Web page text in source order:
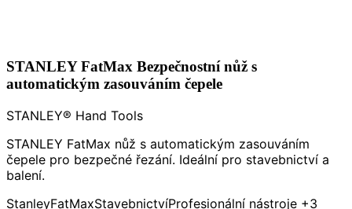
STANLEY FatMax Bezpečnostní nůž s
automatickým zasouváním čepele
STANLEY® Hand Tools
STANLEY FatMax nůž s automatickým zasouváním
čepele pro bezpečné řezání. Ideální pro stavebnictví a
balení.
StanleyFatMaxStavebnictvíProfesionální nástroje +3